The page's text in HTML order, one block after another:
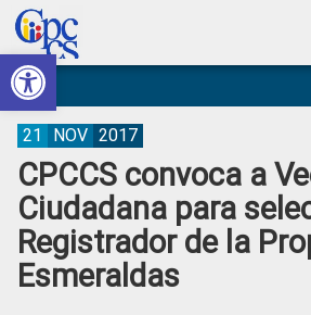
Abrir barra de herramientas
Skip
to
primary
navigation
Skip
to
main
content
Skip
to
primary
sidebar
Skip
to
footer
Consejo
de
Participación
Ciudadana
Control
Social
Construyendo
Poder
Ciudadano
CPCCS convoca a
Ciudadana para
Registrador de la
Esmeraldas
21 NOV 2017